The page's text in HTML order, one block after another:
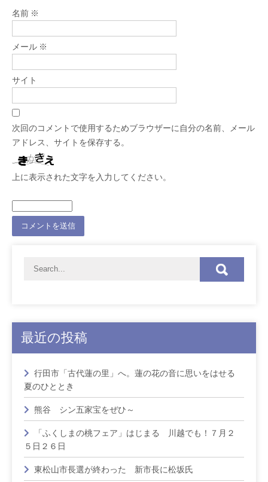
名前 ※
メール ※
サイト
次回のコメントで使用するためブラウザーに自分の名前、メール
アドレス、サイトを保存する。
上に表示された文字を入力してください。
最近の投稿
行田市「古代蓮の里」へ。蓮の花の音に思いをはせる
夏のひととき
熊谷 シン五家宝をぜひ～
「ふくしまの桃フェア」はじまる 川越でも！７月２
５日２６日
東松山市長選が終わった 新市長に松坂氏